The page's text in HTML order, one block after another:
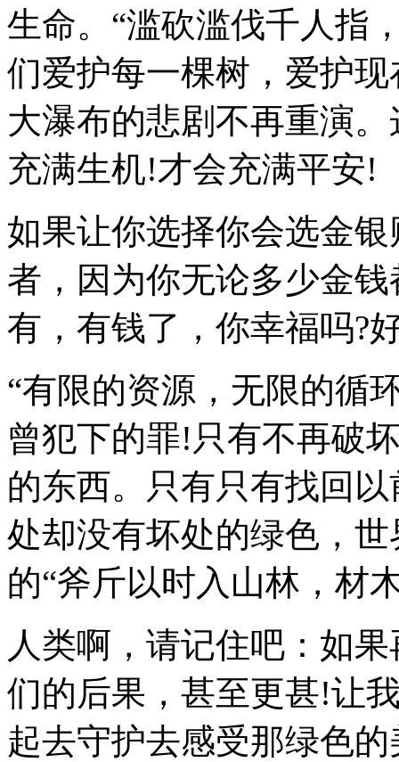
生命。“滥砍滥伐千人指
们爱护每一棵树，爱护
大瀑布的悲剧不再重演
充满生机!才会充满平安!
如果让你选择你会选金
者，因为你无论多少金
有，有钱了，你幸福吗?
“有限的资源，无限的循
曾犯下的罪!只有不再破
的东西。只有只有找回
处却没有坏处的绿色，
的“斧斤以时入山林，材
人类啊，请记住吧：如
们的后果，甚至更甚!让
起去守护去感受那绿色